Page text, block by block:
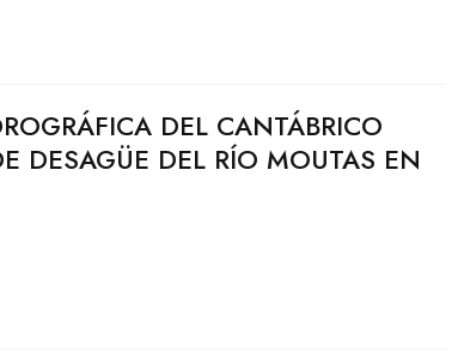
DEL CANTÁBRICO
DESAGÜE DEL RÍO MOUTAS EN